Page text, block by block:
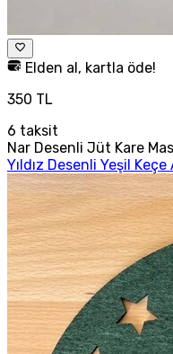
Elden al, kartla öde!
350 TL
6 taksit
Nar Desenli Jüt Kare
Yıldız Desenli Yeşil